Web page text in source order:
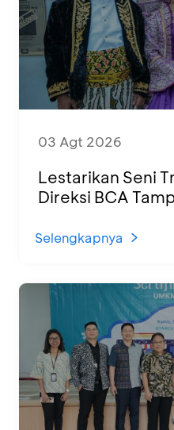
03 Agt 2026
Lestarikan Seni
Direksi BCA
Selengkapnya